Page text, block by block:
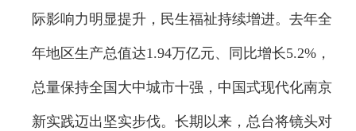
际影响力明显提升，民生福祉持续增进。去年全
年地区生产总值达1.94万亿元、同比增长5.2%，
总量保持全国大中城市十强，中国式现代化南京
新实践迈出坚实步伐。长期以来，总台将镜头对